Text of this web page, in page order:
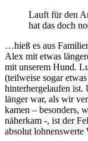
Lauft für den
hat das doch
…hieß es aus
Alex mit etwas
mit unserem Hund.
(teilweise sogar
hinterhergelaufen ist.
länger war, als wir
kamen – besonders,
näherkam -, ist der
absolut lohnenswerte